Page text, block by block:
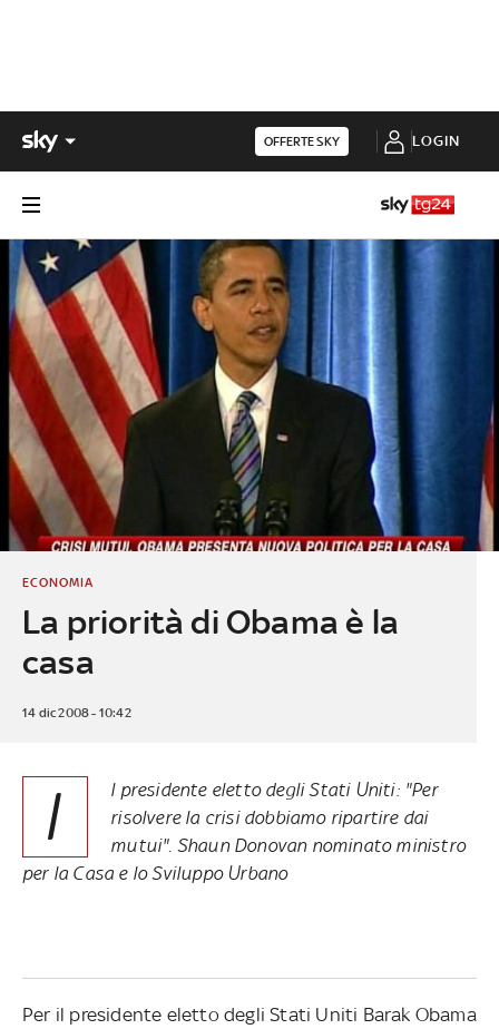
OFFERTE SKY LOGIN
La priorità di Obama è la
casa
ECONOMIA
14 dic 2008 - 10:42
I
l presidente eletto degli Stati Uniti: "Per
risolvere la crisi dobbiamo ripartire dai
mutui". Shaun Donovan nominato ministro
per la Casa e lo Sviluppo Urbano
Per il presidente eletto degli Stati Uniti Barak Obama